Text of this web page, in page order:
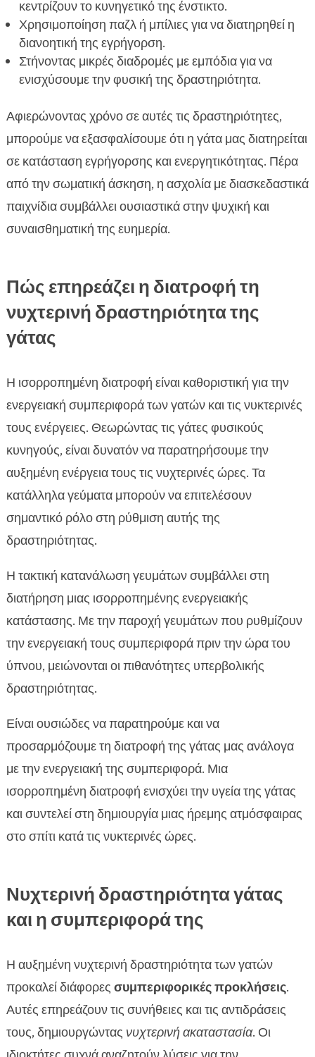
κεντρίζουν το κυνηγετικό της ένστικτο.
Χρησιμοποίηση παζλ ή μπίλιες για να διατηρηθεί η
διανοητική της εγρήγορση.
Στήνοντας μικρές διαδρομές με εμπόδια για να
ενισχύσουμε την φυσική της δραστηριότητα.
Αφιερώνοντας χρόνο σε αυτές τις δραστηριότητες,
μπορούμε να εξασφαλίσουμε ότι η γάτα μας διατηρείται
σε κατάσταση εγρήγορσης και ενεργητικότητας. Πέρα
από την σωματική άσκηση, η ασχολία με διασκεδαστικά
παιχνίδια συμβάλλει ουσιαστικά στην ψυχική και
συναισθηματική της ευημερία.
Πώς επηρεάζει η διατροφή τη
νυχτερινή δραστηριότητα της
γάτας
Η ισορροπημένη διατροφή είναι καθοριστική για την
ενεργειακή συμπεριφορά των γατών και τις νυκτερινές
τους ενέργειες. Θεωρώντας τις γάτες φυσικούς
κυνηγούς, είναι δυνατόν να παρατηρήσουμε την
αυξημένη ενέργεια τους τις νυχτερινές ώρες. Τα
κατάλληλα γεύματα μπορούν να επιτελέσουν
σημαντικό ρόλο στη ρύθμιση αυτής της
δραστηριότητας.
Η τακτική κατανάλωση γευμάτων συμβάλλει στη
διατήρηση μιας ισορροπημένης ενεργειακής
κατάστασης. Με την παροχή γευμάτων που ρυθμίζουν
την ενεργειακή τους συμπεριφορά πριν την ώρα του
ύπνου, μειώνονται οι πιθανότητες υπερβολικής
δραστηριότητας.
Είναι ουσιώδες να παρατηρούμε και να
προσαρμόζουμε τη διατροφή της γάτας μας ανάλογα
με την ενεργειακή της συμπεριφορά. Μια
ισορροπημένη διατροφή ενισχύει την υγεία της γάτας
και συντελεί στη δημιουργία μιας ήρεμης ατμόσφαιρας
στο σπίτι κατά τις νυκτερινές ώρες.
Νυχτερινή δραστηριότητα γάτας
και η συμπεριφορά της
Η αυξημένη νυχτερινή δραστηριότητα των γατών
προκαλεί διάφορες συμπεριφορικές προκλήσεις.
Αυτές επηρεάζουν τις συνήθειες και τις αντιδράσεις
τους, δημιουργώντας νυχτερινή ακαταστασία. Οι